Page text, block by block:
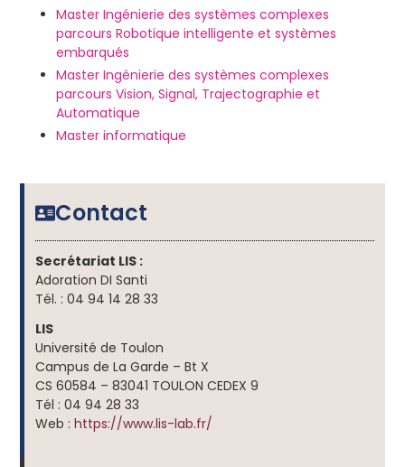
Master Ingénierie des systèmes complexes
parcours Robotique intelligente et systèmes
embarqués
Master Ingénierie des systèmes complexes
parcours Vision, Signal, Trajectographie et
Automatique
Master informatique
Contact
Secrétariat LIS :
Adoration DI Santi
Tél. : 04 94 14 28 33
LIS
Université de Toulon
Campus de La Garde – Bt X
CS 60584 – 83041 TOULON CEDEX 9
Tél : 04 94 28 33
Web :https://www.lis-lab.fr/